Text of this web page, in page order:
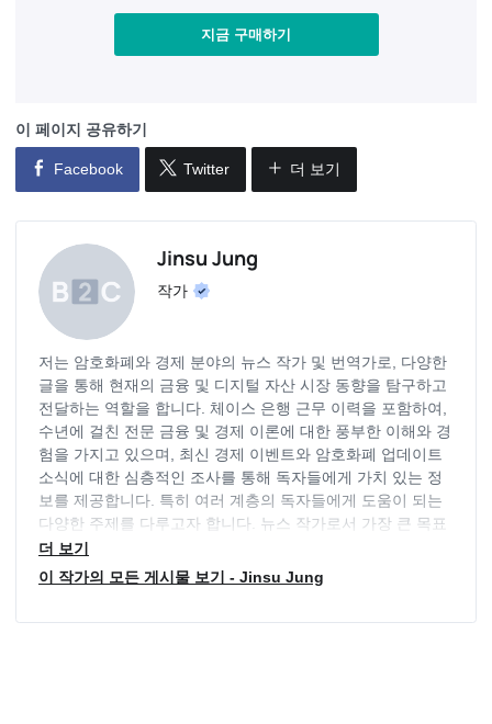
지금 구매하기
이 페이지 공유하기
Facebook Twitter 더 보기
Jinsu Jung
작가
저는 암호화폐와 경제 분야의 뉴스 작가 및 번역가로, 다양한
글을 통해 현재의 금융 및 디지털 자산 시장 동향을 탐구하고
전달하는 역할을 합니다. 체이스 은행 근무 이력을 포함하여,
수년에 걸친 전문 금융 및 경제 이론에 대한 풍부한 이해와 경
험을 가지고 있으며, 최신 경제 이벤트와 암호화폐 업데이트
소식에 대한 심층적인 조사를 통해 독자들에게 가치 있는 정
보를 제공합니다. 특히 여러 계층의 독자들에게 도움이 되는
다양한 주제를 다루고자 합니다. 뉴스 작가로서 가장 큰 목표
는 독자들에게 도움이 될만한 투명하고 객관적인 정보를 제공
하는 것이며, 다양한 분야의 동향을 지속적으로 파악하며 최
더 보기
이 작가의 모든 게시물 보기 - Jinsu Jung